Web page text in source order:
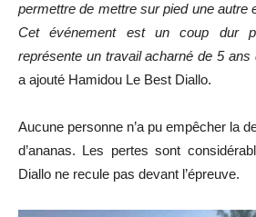
permettre de mettre sur pied une autre
Cet événement est un coup dur
représente un travail acharné de 5 ans
a ajouté Hamidou Le Best Diallo.
Aucune personne n’a pu empêcher la
d’ananas. Les pertes sont
Diallo ne recule pas devant l’épreuve.